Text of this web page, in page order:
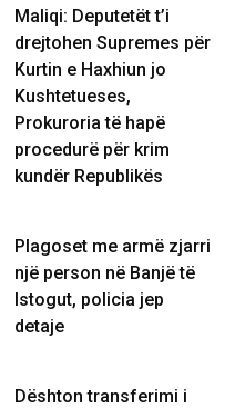
Maliqi: Deputetët t’i
drejtohen Supremes për
Kurtin e Haxhiun jo
Kushtetueses,
Prokuroria të hapë
procedurë për krim
kundër Republikës
Plagoset me armë zjarri
një person në Banjë të
Istogut, policia jep
detaje
Dështon transferimi i